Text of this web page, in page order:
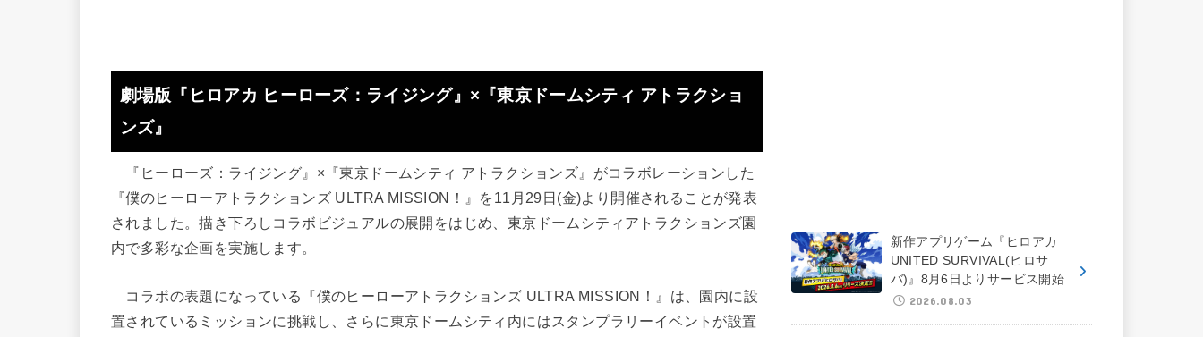
劇場版『ヒロアカ ヒーローズ：ライジング』×『東京ドームシティ アトラクショ
ンズ』
『ヒーローズ：ライジング』×『東京ドームシティ アトラクションズ』がコラボレーションした
『僕のヒーローアトラクションズ ULTRA MISSION！』を11月29日(金)より開催されることが発表
されました。描き下ろしコラボビジュアルの展開をはじめ、東京ドームシティアトラクションズ園
内で多彩な企画を実施します。
コラボの表題になっている『僕のヒーローアトラクションズ ULTRA MISSION！』は、園内に設
置されているミッションに挑戦し、さらに東京ドームシティ内にはスタンプラリーイベントが設置
新作アプリゲーム『ヒロアカ
UNITED SURVIVAL(ヒロサ
バ)』8月6日よりサービス開始
2026.08.03